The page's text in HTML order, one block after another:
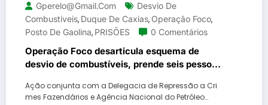
Gperelo@gmail.com
Desvio De
Combustíveis, Duque De Caxias, Operação Foco,
Posto De Gaolina, PRISÕES 0 Comentários
Operação Foco desarticula esquema de
desvio de combustíveis, prende seis pessoas
Caxias
Ação conjunta com a Delegacia de Repressão a Cri
mes Fazendários e Agência Nacional do Petróleo…